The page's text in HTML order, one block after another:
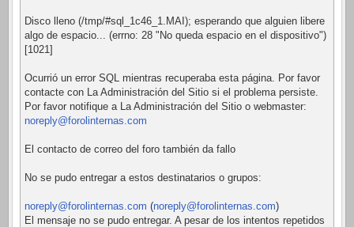
Disco lleno (/tmp/#sql_1c46_1.MAI); esperando que alguien libere
algo de espacio... (errno: 28 "No queda espacio en el dispositivo")
[1021]
Ocurrió un error SQL mientras recuperaba esta página. Por favor
contacte con La Administración del Sitio si el problema persiste.
Por favor notifique a La Administración del Sitio o webmaster:
noreply@forolinternas.com
El contacto de correo del foro también da fallo
No se pudo entregar a estos destinatarios o grupos:
noreply@forolinternas.com (noreply@forolinternas.com)
El mensaje no se pudo entregar. A pesar de los intentos repetidos